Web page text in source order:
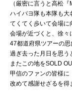
（厳密に言うと高松
ハイパヨ隊も本隊も大
てくてく歩いて会場に
会場が近づくと、徐々
47都道府県ツアーの思
過ぎ去った月日を思う
またこの地をSOLD
甲信のファンの皆様に
改めて感謝せざるを得